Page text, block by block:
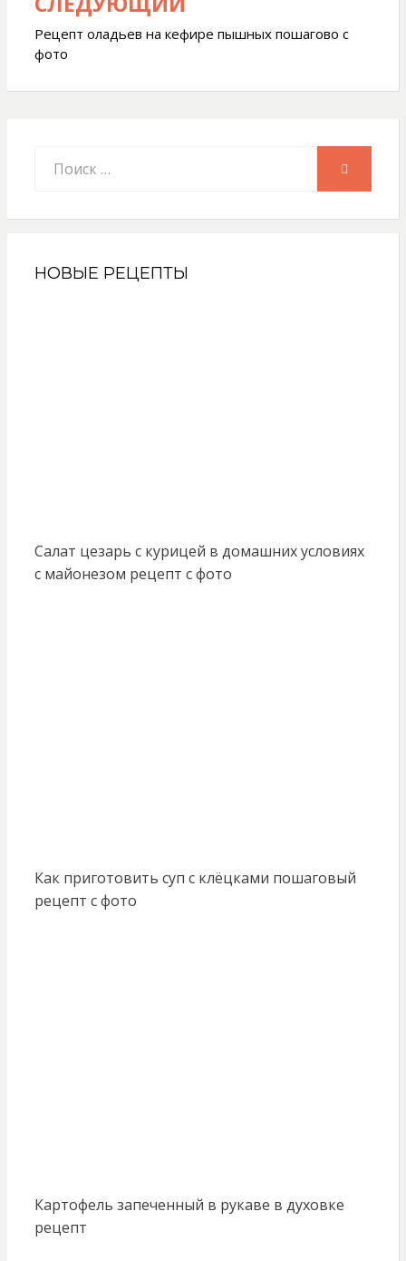
Рецепт оладьев на кефире пышных пошагово с
фото
НОВЫЕ РЕЦЕПТЫ
Салат цезарь с курицей в домашних условиях
с майонезом рецепт с фото
Как приготовить суп с клёцками пошаговый
рецепт с фото
Картофель запеченный в рукаве в духовке
рецепт